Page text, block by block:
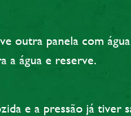
outra panela com
a água e reserve.
e a pressão já tiver